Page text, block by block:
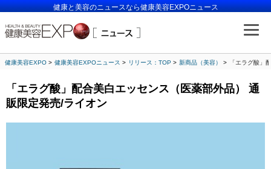
健康と美容のニュースなら健康美容EXPOニュース
健康美容EXPO 健康美容EXPOニュース リリース：TOP 新商品（美容） 「エラグ酸」
「エラグ酸」配合美白エッセンス（医薬部外品） 通
販限定発売/ライオン